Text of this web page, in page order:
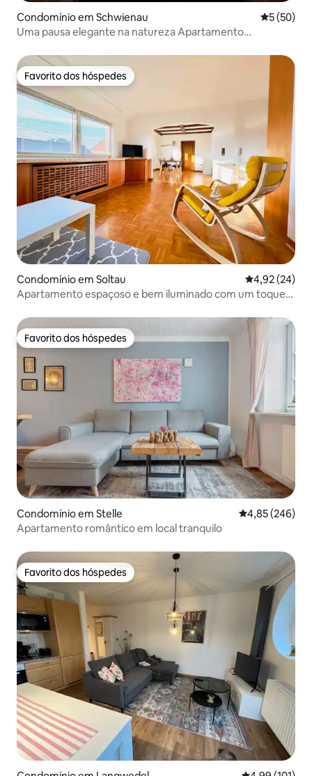
Condomínio em Schwienau
5 (50)
Uma pausa elegante na natureza Apartamento
Favorito dos hóspedes
Favorito dos hóspedes
Condomínio em Soltau Classificação
4,92 (24)
Apartamento espaçoso e bem iluminado com um toque
Favorito dos hóspedes
Favorito dos hóspedes
Condomínio em Stelle Classificação
4,85 (246)
Apartamento romântico em local tranquilo
Favorito dos hóspedes
Favorito dos hóspedes